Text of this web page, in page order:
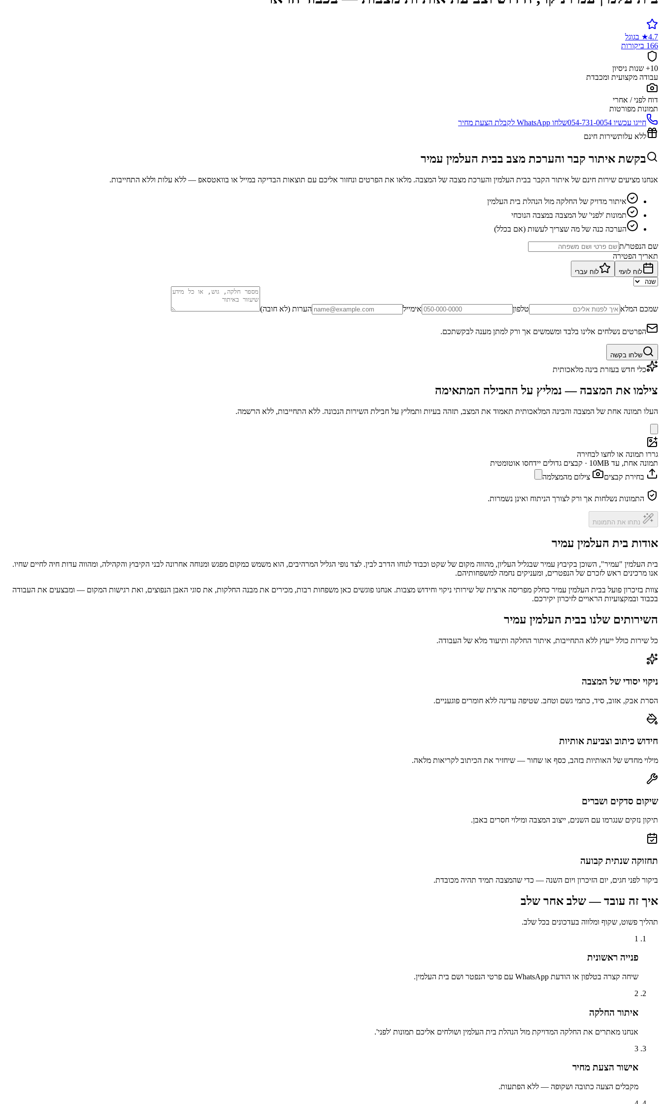
4.7
★ בגוגל
166 ביקורות
10+ שנות ניסיון
עבודה מקצועית ומכבדת
דוח לפני / אחרי
תמונות מפורטות
חייגו עכשיו 054-731-0054שלחו WhatsApp לקבלת הצעת מחיר
ללא עלותשירות חינם
בקשת איתור קבר והערכת מצב בבית העלמין עמיר
אנחנו מציעים שירות חינם של איתור הקבר בבית העלמין והערכת מצבה של המצבה. מלאו את הפרטים ונחזור אליכם עם תוצאות הבדיקה במייל או בוואטסאפ — ללא עלות וללא התחייבות.
איתור מדויק של החלקה מול הנהלת בית העלמין
תמונות 'לפני' של המצבה במצבה הנוכחי
הערכה כנה של מה שצריך לעשות (אם בכלל)
שם הנפטר/ת
תאריך הפטירה
לוח לועזי לוח עברי
שמכם המלא טלפון אימייל הערות (לא חובה)
הפרטים נשלחים אלינו בלבד ומשמשים אך ורק למתן מענה לבקשתכם.
שלחו בקשה
כלי חדש בעזרת בינה מלאכותית
צילמו את המצבה — נמליץ על החבילה המתאימה
העלו תמונה אחת של המצבה והבינה המלאכותית תאמוד את המצב, תזהה בעיות ותמליץ על חבילת השירות הנכונה. ללא התחייבות, ללא הרשמה.
גררו תמונה או לחצו לבחירה
תמונה אחת, עד 10MB · קבצים גדולים יידחסו אוטומטית
בחירת קבצים
צילום מהמצלמה
התמונות נשלחות אך ורק לצורך הניתוח ואינן נשמרות.
נתחו את התמונות
אודות בית העלמין עמיר
בית העלמין "עמיר", השוכן בקיבוץ עמיר שבגליל העליון, מהווה מקום של שקט וכבוד לנוחו הדרב לבין. לצד נופי הגליל המרהיבים, הוא משמש כמקום מפגש ומנוחה אחרונה לבני הקיבוץ והקהילה, ומהווה עדות חיה לחיים שחיו.
אנו מרכינים ראש לזכרם של הנפטרים, ומעניקים נחמה למשפחותיהם.
צוות בזיכרון פועל בבית העלמין עמיר כחלק מפריסה ארצית של שירותי ניקוי וחידוש מצבות. אנחנו פוגשים כאן משפחות רבות, מכירים את מבנה החלקות, את סוגי האבן הנפוצים, ואת רגישות המקום — ומבצעים את העבודה
בכבוד ובמקצועיות הראויים לזיכרון יקירכם.
השירותים שלנו בבית העלמין עמיר
כל שירות כולל ייעוץ ללא התחייבות, איתור החלקה ותיעוד מלא של העבודה.
ניקוי יסודי של המצבה
הסרת אבק, אזוב, סיד, כתמי גשם וטחב. שטיפה עדינה ללא חומרים פוגעניים.
חידוש כיתוב וצביעת אותיות
מילוי מחדש של האותיות בזהב, כסף או שחור — שיחזיר את הכיתוב לקריאות מלאה.
שיקום סדקים ושברים
תיקון נזקים שנגרמו עם השנים, ייצוב המצבה ומילוי חסרים באבן.
תחזוקה שנתית קבועה
ביקור לפני חגים, יום הזיכרון ויום השנה — כדי שהמצבה תמיד תהיה מכובדת.
איך זה עובד — שלב אחר שלב
תהליך פשוט, שקוף ומלווה בעדכונים בכל שלב.
1
פנייה ראשונית
שיחה קצרה בטלפון או הודעת WhatsApp עם פרטי הנפטר ושם בית העלמין.
2
איתור החלקה
אנחנו מאתרים את החלקה המדויקת מול הנהלת בית העלמין ושולחים אליכם תמונות 'לפני'.
3
אישור הצעת מחיר
מקבלים הצעה כתובה ושקופה — ללא הפתעות.